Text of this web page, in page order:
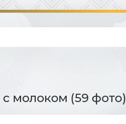
с молоком (59 фото)